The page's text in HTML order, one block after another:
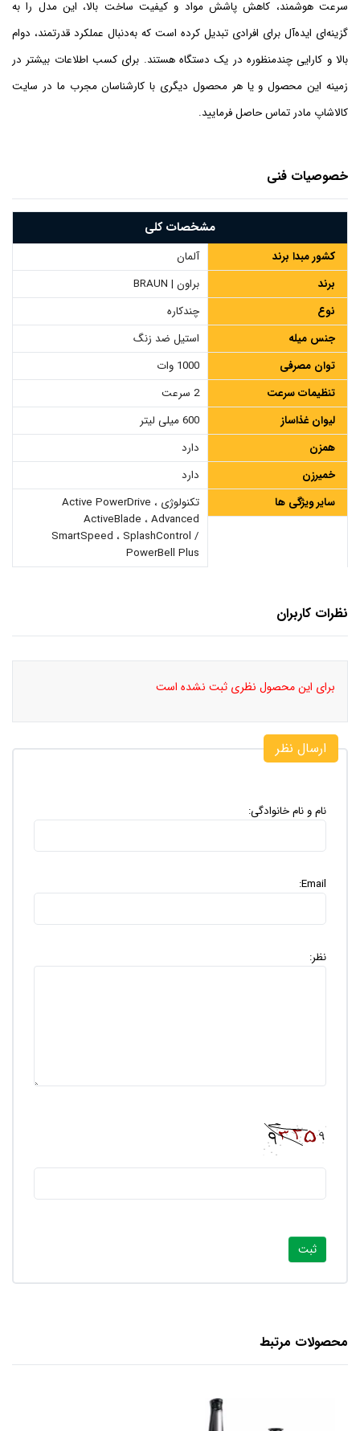
سرعت هوشمند، کاهش پاشش مواد و کیفیت ساخت بالا، این مدل را به
گزینه‌ای ایده‌آل برای افرادی تبدیل کرده است که به‌دنبال عملکرد قدرتمند، دوام
بالا و کارایی چندمنظوره در یک دستگاه هستند. برای کسب اطلاعات بیشتر در
زمینه این محصول و یا هر محصول دیگری با کارشناسان مجرب ما در سایت
کالاشاپ مادر تماس حاصل فرمایید.
خصوصیات فنی
مشخصات کلی
کشور مبدا برند
آلمان
برند
براون | BRAUN
نوع
چندکاره
جنس میله
استیل ضد زنگ
توان مصرفی
1000 وات
تنظیمات سرعت
2 سرعت
لیوان غذاساز
600 میلی لیتر
همزن
دارد
خمیرزن
دارد
سایر ویژگی ها
تکنولوژی Active PowerDrive ،
ActiveBlade ، Advanced
SmartSpeed ، SplashControl /
PowerBell Plus
نظرات کاربران
برای این محصول نظری ثبت نشده است
ارسال نظر
نام و نام خانوادگی:
Email:
نظر:
محصولات مرتبط